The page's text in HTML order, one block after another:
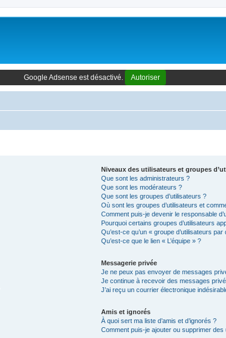
Google Adsense est désactivé. Autoriser
Niveaux des utilisateurs et groupes
Que sont les administrateurs ?
Que sont les modérateurs ?
Que sont les groupes d’utilisateurs ?
Où sont les groupes d’utilisateurs et
Comment puis-je devenir le responsable
Pourquoi certains groupes d’utilisateurs
Qu’est-ce qu’un « groupe d’utilisateurs par
Qu’est-ce que le lien « L’équipe » ?
Messagerie privée
Je ne peux pas envoyer de messages
Je continue à recevoir des messages
J’ai reçu un courrier électronique
Amis et ignorés
À quoi sert ma liste d’amis et d’ignorés ?
Comment puis-je ajouter ou supprimer des